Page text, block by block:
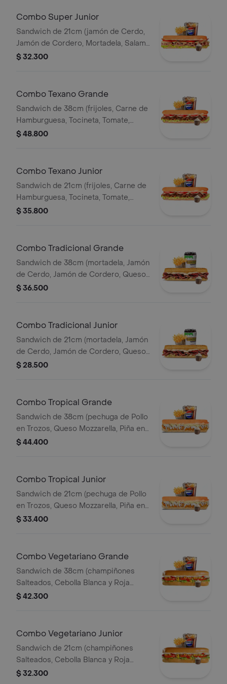
Combo Super Junior
Sandwich de 21cm (jamón de Cerdo,
Jamón de Cordero, Mortadela, Salami
Ahumado, Queso Mozzarella, Tomate,
$ 32.300
Combo Texano Grande
Sandwich de 38cm (frijoles, Carne de
Hamburguesa, Tocineta, Tomate,
Lechuga, Queso Mozzarella y Salsa de
$ 48.800
Combo Texano Junior
Sandwich de 21cm (frijoles, Carne de
Hamburguesa, Tocineta, Tomate,
Lechuga, Queso Mozzarella y Salsa de
$ 35.800
Combo Tradicional Grande
Sandwich de 38cm (mortadela, Jamón
de Cerdo, Jamón de Cordero, Queso
Mozzarella, Lechuga, y Salsa de Ajo)
$ 36.500
Combo Tradicional Junior
Sandwich de 21cm (mortadela, Jamón
de Cerdo, Jamón de Cordero, Queso
Mozzarella, Lechuga, y Salsa de Ajo)
$ 28.500
Combo Tropical Grande
Sandwich de 38cm (pechuga de Pollo
en Trozos, Queso Mozzarella, Piña en
Trozos y Salsa de Ajo) Papa Francesa
$ 44.400
Combo Tropical Junior
Sandwich de 21cm (pechuga de Pollo
en Trozos, Queso Mozzarella, Piña en
Trozos y Salsa de Ajo) Papa Francesa
$ 33.400
Combo Vegetariano Grande
Sandwich de 38cm (champiñones
Salteados, Cebolla Blanca y Roja
Salteadas, Lechuga,pimenton,maiz
$ 42.300
Combo Vegetariano Junior
Sandwich de 21cm (champiñones
Salteados, Cebolla Blanca y Roja
Salteadas, Lechuga,pimenton,maiz
$ 32.300